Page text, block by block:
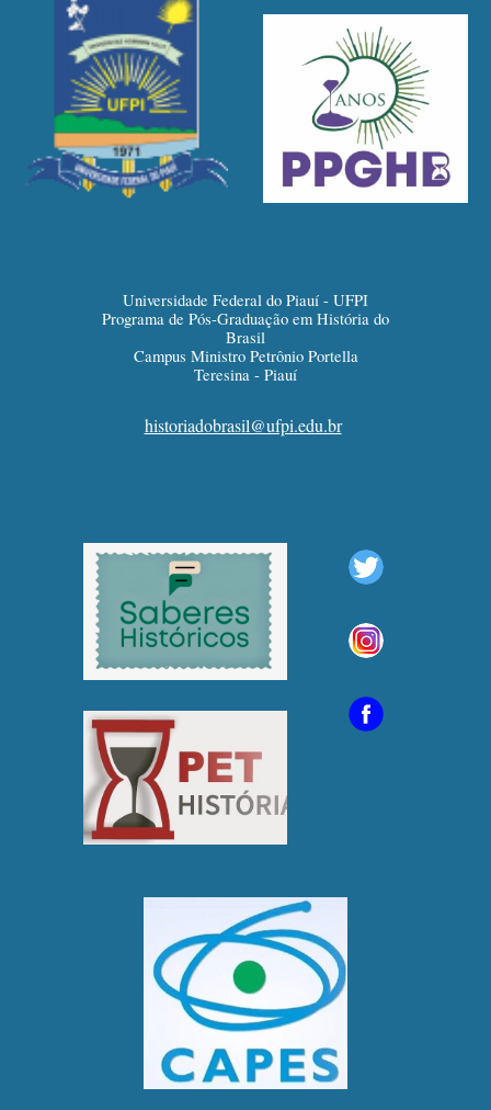
Universidade Federal do Piauí - UFPI
Programa de Pós-Graduação em História do
Brasil
Campus Ministro Petrônio Portella
Teresina - Piauí
historiadobrasil@ufpi.edu.br